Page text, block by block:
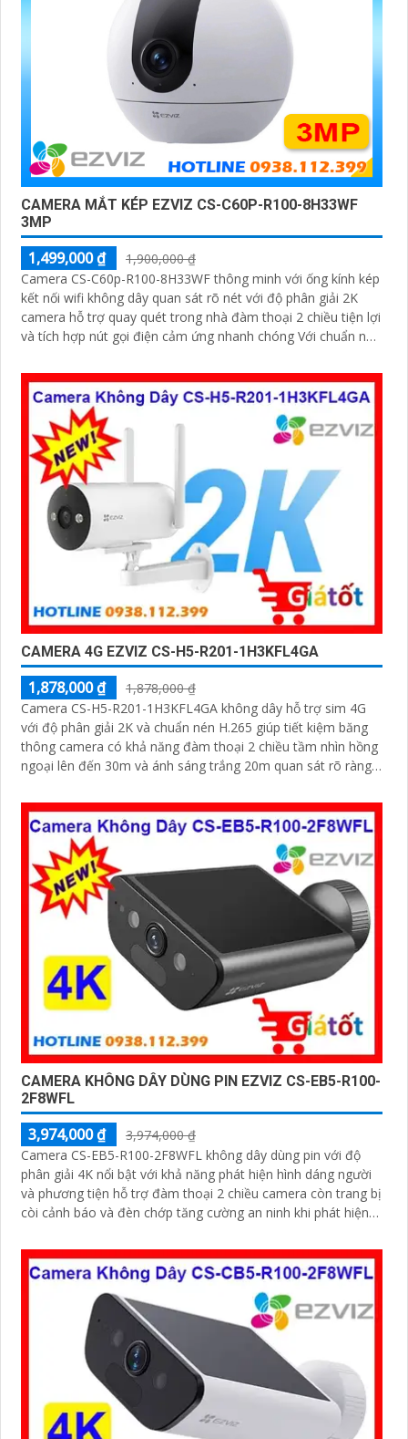
CAMERA MẮT KÉP EZVIZ CS-C60P-R100-8H33WF
3MP
1,499,000 ₫
1,900,000 ₫
Camera CS-C60p-R100-8H33WF thông minh với ống kính kép
kết nối wifi không dây quan sát rõ nét với độ phân giải 2K
camera hỗ trợ quay quét trong nhà đàm thoại 2 chiều tiện lợi
và tích hợp nút gọi điện cảm ứng nhanh chóng Với chuẩn nén
trữ hiệu quả
CAMERA 4G EZVIZ CS-H5-R201-1H3KFL4GA
1,878,000 ₫
1,878,000 ₫
Camera CS-H5-R201-1H3KFL4GA không dây hỗ trợ sim 4G
với độ phân giải 2K và chuẩn nén H.265 giúp tiết kiệm băng
thông camera có khả năng đàm thoại 2 chiều tầm nhìn hồng
ngoại lên đến 30m và ánh sáng trắng 20m quan sát rõ ràng
năng phát hiện thông minh và cảnh báo bằng còi và đèn
chớp phù hợp cho công trình kho hàng, nhà xưởng công trình
CAMERA KHÔNG DÂY DÙNG PIN EZVIZ CS-EB5-R100-
2F8WFL
3,974,000 ₫
3,974,000 ₫
Camera CS-EB5-R100-2F8WFL không dây dùng pin với độ
phân giải 4K nổi bật với khả năng phát hiện hình dáng người
và phương tiện hỗ trợ đàm thoại 2 chiều camera còn trang bị
còi cảnh báo và đèn chớp tăng cường an ninh khi phát hiện
và pin sạc đạt chuẩn IP65 chống nước và bụi giúp hoạt động
bền bỉ trong mọi điều kiện thời tiết.